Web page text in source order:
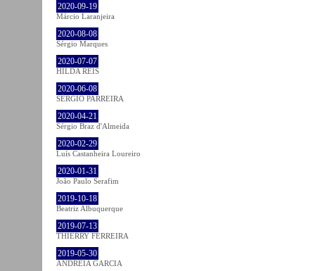
2020-09-19
Márcio Laranjeira
2020-08-08
Sérgio Marques
2020-07-07
HILDA REIS
2020-06-08
SÉRGIO PARREIRA
2020-04-21
Sérgio Braz d'Almeida
2020-02-29
Luís Castanheira Loureiro
2020-01-31
João Paulo Serafim
2019-10-18
Beatriz Albuquerque
2019-07-13
THIERRY FERREIRA
2019-05-30
ANDREIA GARCIA